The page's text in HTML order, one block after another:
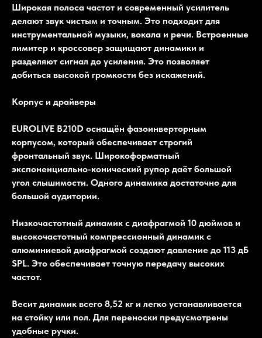
Широкая полоса частот и современный усилитель
делают звук чистым и точным. Это подходит для
инструментальной музыки, вокала и речи. Встроенные
лимитер и кроссовер защищают динамики и
разделяют сигнал до усиления. Это позволяет
добиться высокой громкости без искажений.
Корпус и драйверы
EUROLIVE B210D оснащён фазоинверторным
корпусом, который обеспечивает строгий
фронтальный звук. Широкоформатный
экспоненциально-конический рупор даёт большой
угол слышимости. Одного динамика достаточно для
большой аудитории.
Низкочастотный динамик с диафрагмой 10 дюймов и
высокочастотный компрессионный динамик с
алюминиевой диафрагмой создают давление до 113 дБ
SPL. Это обеспечивает точную передачу высоких
частот.
Весит динамик всего 8,52 кг и легко устанавливается
на стойку или пол. Для переноски предусмотрены
удобные ручки.